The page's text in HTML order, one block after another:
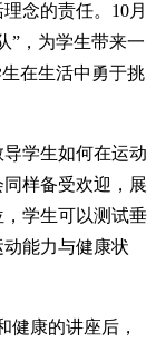
念的责任。10月
”，为学生带来一
在生活中勇于挑
学生如何在运动
样备受欢迎，展
学生可以测试垂
能力与健康状
健康的讲座后，